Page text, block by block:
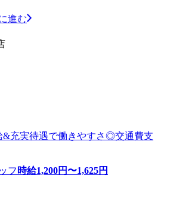
進む
&充実待遇で働きやすさ◎交通費支
フ 時給1,200円〜1,625円